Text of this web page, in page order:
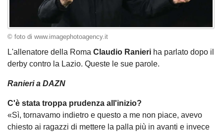
© foto di www.imagephotoagency.it
L'allenatore della Roma Claudio Ranieri ha parlato dopo il
derby contro la Lazio. Queste le sue parole.
Ranieri a DAZN
C'è stata troppa prudenza all'inizio?
«Sì, tornavamo indietro e questo a me non piace, avevo
chiesto ai ragazzi di mettere la palla più in avanti e invece